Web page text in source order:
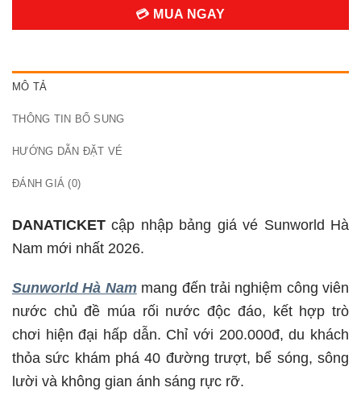
💳 MUA NGAY
MÔ TẢ
THÔNG TIN BỔ SUNG
HƯỚNG DẪN ĐẶT VÉ
ĐÁNH GIÁ (0)
DANATICKETcập nhập bảng giá vé Sunworld Hà
Nam mới nhất 2026.
Sunworld Hà Nammang đến trải nghiệm công viên
nước chủ đề múa rối nước độc đáo, kết hợp trò
chơi hiện đại hấp dẫn. Chỉ với 200.000đ, du khách
thỏa sức khám phá 40 đường trượt, bể sóng, sông
lười và không gian ánh sáng rực rỡ.